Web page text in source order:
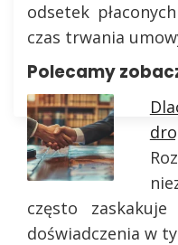
odsetek
czas trwania
Polecamy
często
doświadczenia w